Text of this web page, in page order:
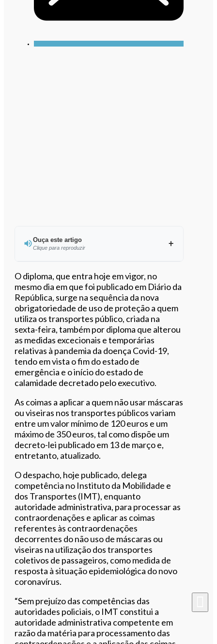
Ouça este artigo
Clique para reproduzir
Ouvir este artigo
O diploma, que entra hoje em vigor, no
mesmo dia em que foi publicado em Diário da
República, surge na sequência da nova
obrigatoriedade de uso de proteção a quem
utiliza os transportes público, criada na
sexta-feira, também por diploma que alterou
as medidas excecionais e temporárias
relativas à pandemia da doença Covid-19,
tendo em vista o fim do estado de
emergência e o início do estado de
calamidade decretado pelo executivo.
As coimas a aplicar a quem não usar máscaras
ou viseiras nos transportes públicos variam
entre um valor mínimo de 120 euros e um
máximo de 350 euros, tal como dispõe um
decreto-lei publicado em 13 de março e,
entretanto, atualizado.
O despacho, hoje publicado, delega
competência no Instituto da Mobilidade e
dos Transportes (IMT), enquanto
autoridade administrativa, para processar as
contraordenações e aplicar as coimas
referentes às contraordenações
decorrentes do não uso de máscaras ou
viseiras na utilização dos transportes
coletivos de passageiros, como medida de
resposta à situação epidemiológica do novo
coronavírus.
“Sem prejuízo das competências das
autoridades policiais, o IMT constitui a
autoridade administrativa competente em
razão da matéria para processamento das